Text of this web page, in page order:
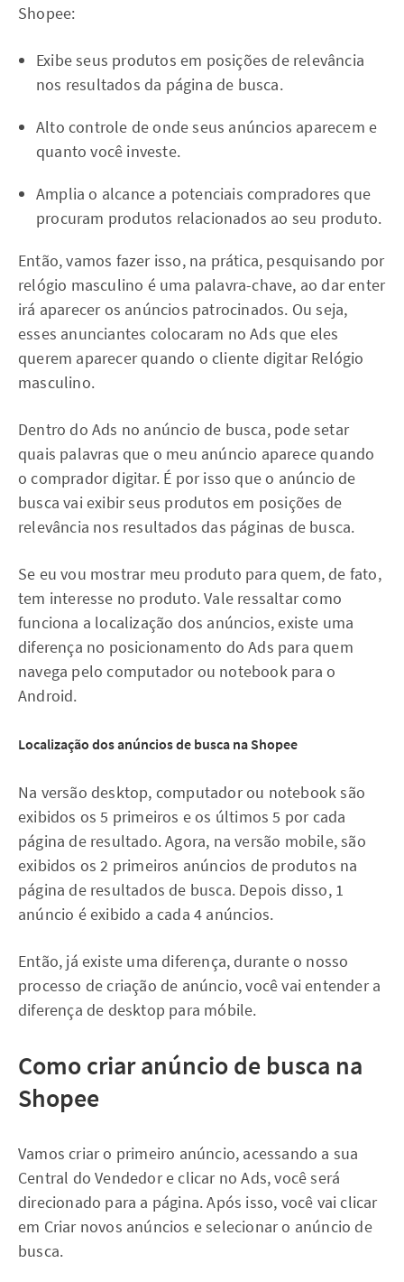
Shopee:
Exibe seus produtos em posições de relevância
nos resultados da página de busca.
Alto controle de onde seus anúncios aparecem e
quanto você investe.
Amplia o alcance a potenciais compradores que
procuram produtos relacionados ao seu produto.
Então, vamos fazer isso, na prática, pesquisando por
relógio masculino é uma palavra-chave, ao dar enter
irá aparecer os anúncios patrocinados. Ou seja,
esses anunciantes colocaram no Ads que eles
querem aparecer quando o cliente digitar Relógio
masculino.
Dentro do Ads no anúncio de busca, pode setar
quais palavras que o meu anúncio aparece quando
o comprador digitar. É por isso que o anúncio de
busca vai exibir seus produtos em posições de
relevância nos resultados das páginas de busca.
Se eu vou mostrar meu produto para quem, de fato,
tem interesse no produto. Vale ressaltar como
funciona a localização dos anúncios, existe uma
diferença no posicionamento do Ads para quem
navega pelo computador ou notebook para o
Android.
Localização dos anúncios de busca na Shopee
Na versão desktop, computador ou notebook são
exibidos os 5 primeiros e os últimos 5 por cada
página de resultado. Agora, na versão mobile, são
exibidos os 2 primeiros anúncios de produtos na
página de resultados de busca. Depois disso, 1
anúncio é exibido a cada 4 anúncios.
Então, já existe uma diferença, durante o nosso
processo de criação de anúncio, você vai entender a
diferença de desktop para móbile.
Como criar anúncio de busca na
Shopee
Vamos criar o primeiro anúncio, acessando a sua
Central do Vendedor e clicar no Ads, você será
direcionado para a página. Após isso, você vai clicar
em Criar novos anúncios e selecionar o anúncio de
busca.